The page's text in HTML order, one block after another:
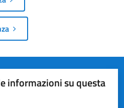
informazioni su questa